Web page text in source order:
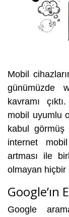
Mobil
günümüzde
kavramı
mobil uyumlu
kabul görmüş
internet
artması ile
olmayan hiçbir
Google’ın
Google